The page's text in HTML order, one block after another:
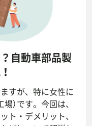
自動車部品製
すが、特に女性に
）です。今回は、
ト・デメリット、